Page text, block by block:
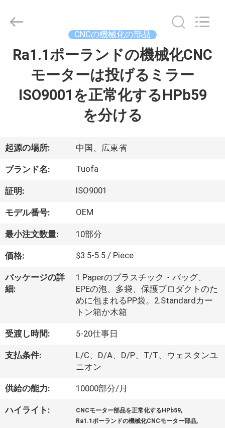
家
わ
た
し
た
に
つ
て
工
場
Copyright
Shenzhen
Technology
CNCの機械化の部品
Ra1.1ポーランドの機械化CNC
モーターは投げるミラー
ISO9001を正常化するHPb59
を分ける
起源の場所: 中国、広東省
ブランド名: Tuofa
証明: ISO9001
モデル番号: OEM
最小注文数量: 10部分
価格: $3.5-5.5 / Piece
パッケージの詳
細:
1.Paperのプラスチック・バッグ、
EPEの泡、多袋、保護プロダクトのた
めに包まれるPP袋。2.Standardカー
トン箱か木箱
受渡し時間: 5-20仕事日
支払条件:
L/C、D/A、D/P、T/T、ウェスタンユ
ニオン
供給の能力: 10000部分/月
ハイライト: CNCモーター部品を正常化するHPb59,
Ra1.1ポーランドの機械化CNCモーター部品,